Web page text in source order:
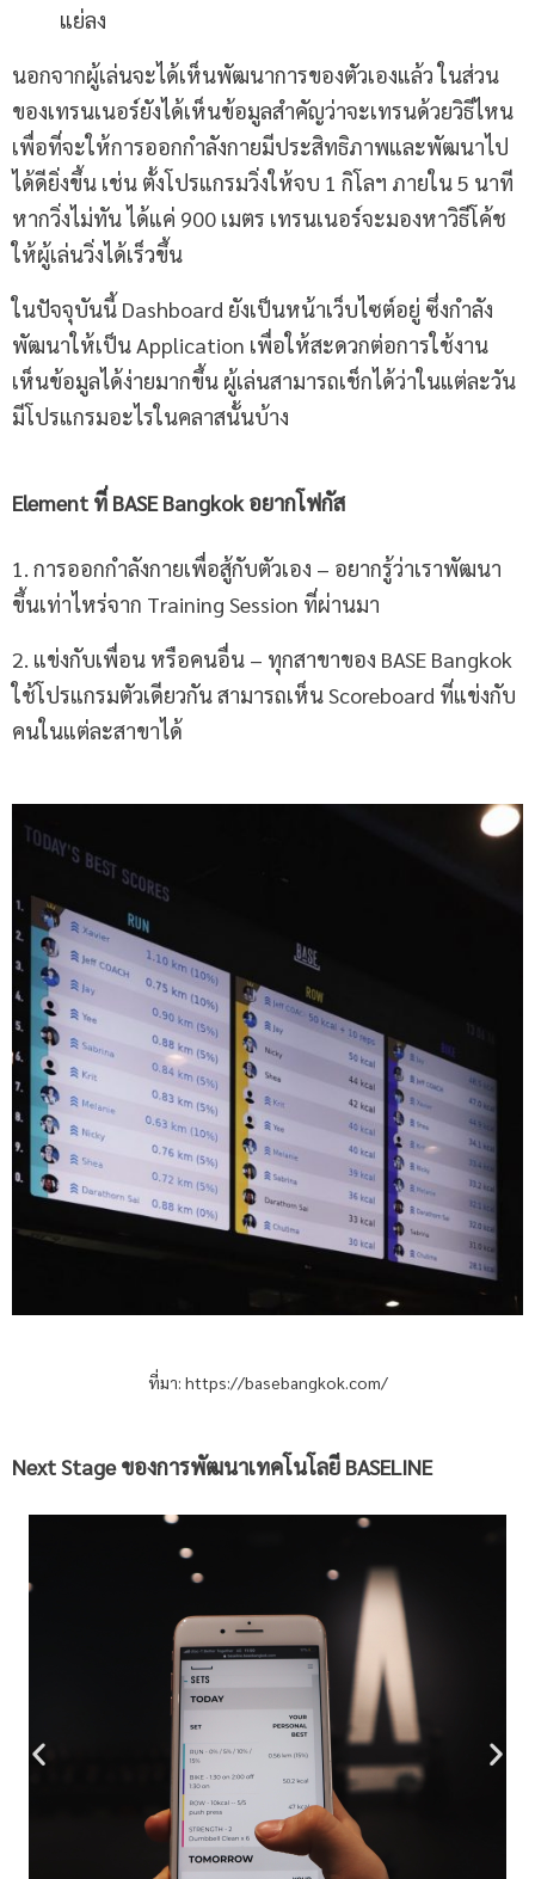
แย่ลง
นอกจากผู้เล่นจะได้เห็นพัฒนาการของตัวเองแล้ว ในส่วน
ของเทรนเนอร์ยังได้เห็นข้อมูลสำคัญว่าจะเทรนด้วยวิธีไหน
เพื่อที่จะให้การออกกำลังกายมีประสิทธิภาพและพัฒนาไป
ได้ดียิ่งขึ้น เช่น ตั้งโปรแกรมวิ่งให้จบ 1 กิโลฯ ภายใน 5 นาที
หากวิ่งไม่ทัน ได้แค่ 900 เมตร เทรนเนอร์จะมองหาวิธีโค้ช
ให้ผู้เล่นวิ่งได้เร็วขึ้น
ในปัจจุบันนี้ Dashboard ยังเป็นหน้าเว็บไซต์อยู่ ซึ่งกำลัง
พัฒนาให้เป็น Application เพื่อให้สะดวกต่อการใช้งาน
เห็นข้อมูลได้ง่ายมากขึ้น ผู้เล่นสามารถเช็กได้ว่าในแต่ละวัน
มีโปรแกรมอะไรในคลาสนั้นบ้าง
Element ที่ BASE Bangkok อยากโฟกัส
1. การออกกำลังกายเพื่อสู้กับตัวเอง – อยากรู้ว่าเราพัฒนา
ขึ้นเท่าไหร่จาก Training Session ที่ผ่านมา
2. แข่งกับเพื่อน หรือคนอื่น – ทุกสาขาของ BASE Bangkok
ใช้โปรแกรมตัวเดียวกัน สามารถเห็น Scoreboard ที่แข่งกับ
คนในแต่ละสาขาได้
ที่มา: https://basebangkok.com/
Next Stage ของการพัฒนาเทคโนโลยี BASELINE